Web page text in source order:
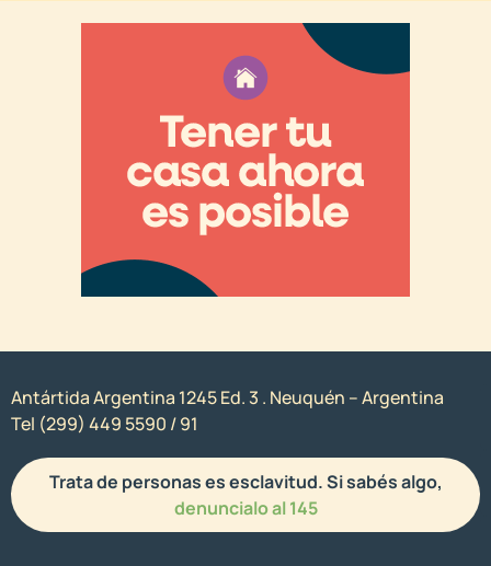
Antártida Argentina 1245 Ed. 3 . Neuquén – Argentina
Tel (299) 449 5590 / 91
Trata de personas es esclavitud. Si sabés algo,
denuncialo al 145